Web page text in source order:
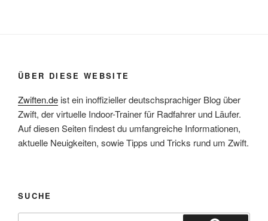
ÜBER DIESE WEBSITE
Zwiften.de ist ein inoffizieller deutschsprachiger Blog über
Zwift, der virtuelle Indoor-Trainer für Radfahrer und Läufer.
Auf diesen Seiten findest du umfangreiche Informationen,
aktuelle Neuigkeiten, sowie Tipps und Tricks rund um Zwift.
SUCHE